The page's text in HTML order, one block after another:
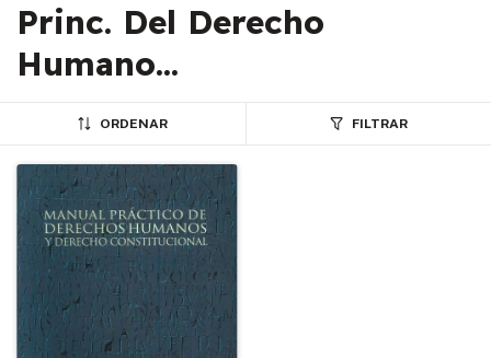
Princ. Del Derecho
Humano...
ORDENAR FILTRAR